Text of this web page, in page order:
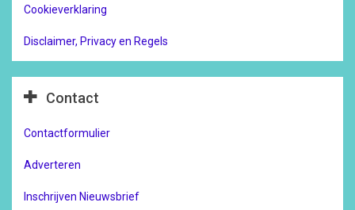
Cookieverklaring
Disclaimer, Privacy en Regels
Contact
Contactformulier
Adverteren
Inschrijven Nieuwsbrief